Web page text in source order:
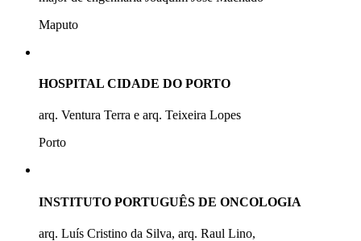
Maputo
HOSPITAL CIDADE DO PORTO
arq. Ventura Terra e arq. Teixeira Lopes
Porto
INSTITUTO PORTUGUÊS DE ONCOLOGIA
arq. Luís Cristino da Silva, arq. Raul Lino,